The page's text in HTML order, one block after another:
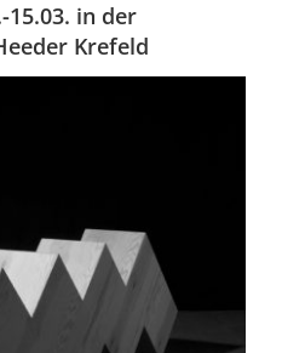
15.03. in der
Krefeld